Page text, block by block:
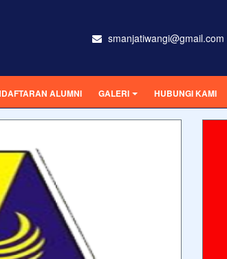
smanjatiwangi@gmail.com
ALUMNI GALERI HUBUNGI KAMI